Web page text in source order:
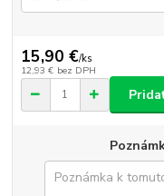
15,90 €/ks
12,93 € bez DPH